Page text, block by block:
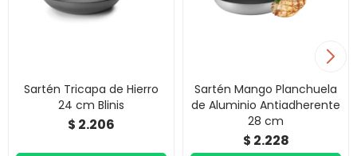
Sartén Tricapa de Hierro
24 cm Blinis
$ 2.206
Sartén Mango Planchuela
de Aluminio Antiadherente
28 cm
$ 2.228